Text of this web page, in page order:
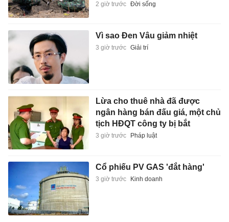
2 giờ trước Đời sống
Vì sao Đen Vâu giảm nhiệt
3 giờ trước Giải trí
Lừa cho thuê nhà đã được
ngân hàng bán đấu giá, một chủ
tịch HĐQT công ty bị bắt
3 giờ trước Pháp luật
Cổ phiếu PV GAS 'đắt hàng'
3 giờ trước Kinh doanh